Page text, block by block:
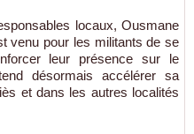
locaux, Ousmane
venu pour les militants de se
leur présence sur le
désormais accélérer sa
et dans les autres localités